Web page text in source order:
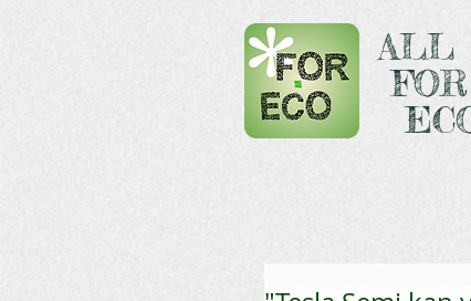
ALL
FOR